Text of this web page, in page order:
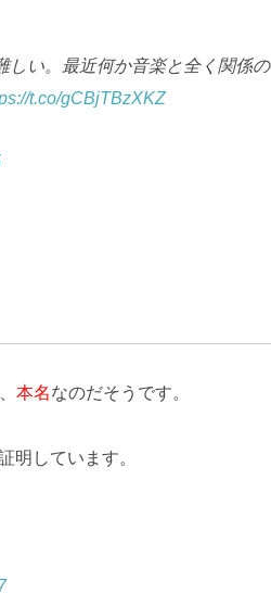
しい。最近何か音楽と全く関係の
t.co/gCBjTBzXKZ
本名なのだそうです。
明しています。